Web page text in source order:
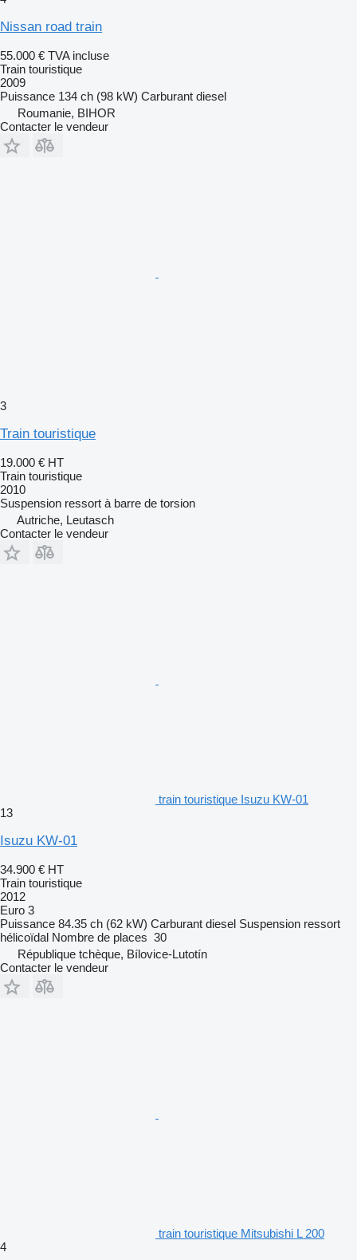
Nissan road train
55.000 € TVA incluse
Train touristique
2009
Puissance 134 ch (98 kW) Carburant diesel
Roumanie, BIHOR
Contacter le vendeur
3
Train touristique
19.000 € HT
Train touristique
2010
Suspension ressort à barre de torsion
Autriche, Leutasch
Contacter le vendeur
train touristique Isuzu KW-01
13
Isuzu KW-01
34.900 € HT
Train touristique
2012
Euro 3
Puissance 84.35 ch (62 kW) Carburant diesel Suspension ressort
hélicoïdal Nombre de places 30
République tchèque, Bílovice-Lutotín
Contacter le vendeur
train touristique Mitsubishi L 200
4